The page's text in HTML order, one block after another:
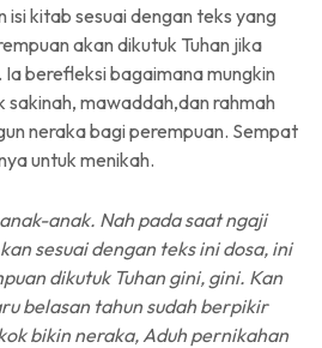
isi kitab sesuai dengan teks yang
akan dikutuk Tuhan jika
berefleksi bagaimana mungkin
sakinah, mawaddah,dan rahmah
neraka bagi perempuan. Sempat
untuk menikah.
anak. Nah pada saat ngaji
sesuai dengan teks ini dosa, ini
dikutuk Tuhan gini, gini. Kan
belasan tahun sudah berpikir
bikin neraka, Aduh pernikahan